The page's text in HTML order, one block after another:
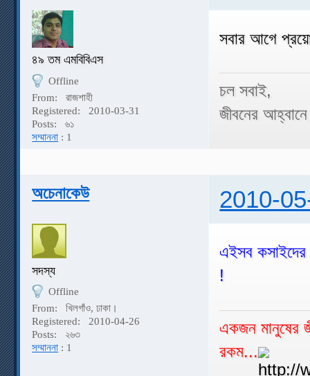
৪৯ তম এমবিবিএস
Offline
From:
রাজশাহী
Registered:
2010-03-31
Posts:
৬১
সম্মাননা : 1
সবার আগে
চল সবাই,
জীবনের
অচেনাকেউ 2010-
সদস্য
Offline
From:
খিলগাঁও, ঢাকা।
Registered:
2010-04-26
Posts:
২৬৩
সম্মাননা : 1
এইসব কসাইদের
!
একজন মানুষের
রকম...